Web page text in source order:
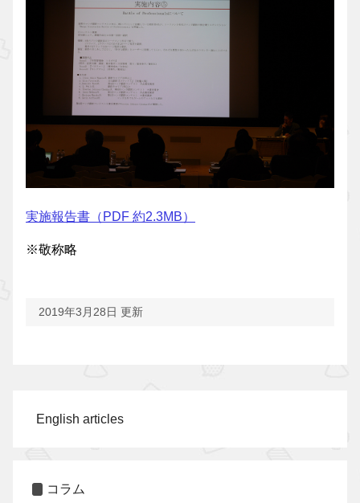
実施報告書（PDF 約2.3MB）
※敬称略
2019年3月28日 更新
English articles
コラム